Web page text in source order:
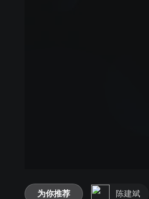
为你推荐 陈建斌